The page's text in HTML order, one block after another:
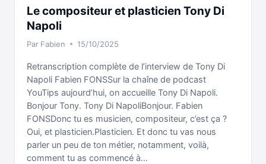
DANS
ABBEY
À
LONDRES
Le compositeur et plasticien Tony Di
Napoli
Par Fabien 15/10/2025
Retranscription complète de l’interview de Tony Di
Napoli Fabien FONSSur la chaîne de podcast
YouTips aujourd’hui, on accueille Tony Di Napoli.
Bonjour Tony. Tony Di NapoliBonjour. Fabien
FONSDonc tu es musicien, compositeur, c’est ça ?
Oui, et plasticien.Plasticien. Et donc tu vas nous
parler un peu de ton métier, notamment, voilà,
comment tu as commencé à…